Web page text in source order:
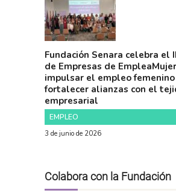
Fundación Senara celebra el
de Empresas de
impulsar el empleo
fortalecer alianzas con el
empresarial
EMPLEO
3 de junio de 2026
Colabora con la Fundación